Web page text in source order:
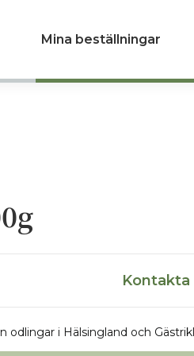
Mina beställningar
Hej och
för att ta tillvara
i Hälsingland och